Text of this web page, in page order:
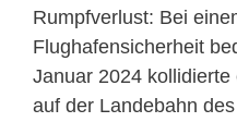
Rumpfverlust: Bei
Flughafensicherheit
Januar 2024
auf der Landebahn